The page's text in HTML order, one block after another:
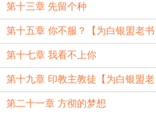
主加更1】
第十三章 先留个种
第十五章 你不服？【为白银盟老书
虫六号加更6】
第十七章 我看不上你
第十九章 印教主教徒【为白银盟老
书虫六号加更8】
第二十一章 方彻的梦想